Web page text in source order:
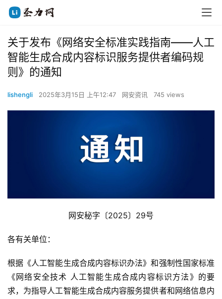
关于发布《网络安全标准实践指南——人工
智能生成合成内容标识服务提供者编码规
则》的通知
lishengli 2025年3月15日 上午12:47 网安资讯 745 views
网安秘字〔2025〕29号
各有关单位：
根据《人工智能生成合成内容标识办法》和强制性国家标准
《网络安全技术 人工智能生成合成内容标识方法》的要
求，为指导人工智能生成合成内容服务提供者和网络信息内